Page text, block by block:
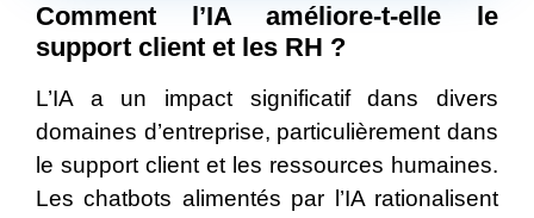
Comment l’IA améliore-t-elle le
support client et les RH ?
L’IA a un impact significatif dans divers
domaines d’entreprise, particulièrement dans
le support client et les ressources humaines.
Les chatbots alimentés par l’IA rationalisent